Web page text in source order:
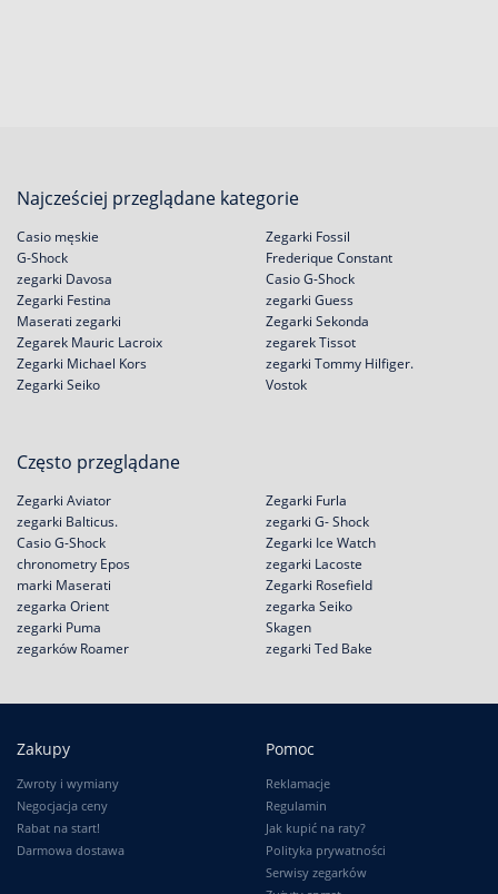
Najcześciej przeglądane kategorie
Casio męskie
G-Shock
zegarki Davosa
Zegarki Festina
Zegarki Fossil
Frederique Constant
Casio G-Shock
zegarki Guess
Maserati zegarki
Zegarek Mauric Lacroix
Zegarki Michael Kors
Zegarki Seiko
Zegarki Sekonda
zegarek Tissot
zegarki Tommy Hilfiger.
Vostok
Często przeglądane
Zegarki Aviator
zegarki Balticus.
Casio G-Shock
chronometry Epos
Zegarki Furla
zegarki G- Shock
Zegarki Ice Watch
zegarki Lacoste
marki Maserati
zegarka Orient
zegarki Puma
zegarków Roamer
Zegarki Rosefield
zegarka Seiko
Skagen
zegarki Ted Bake
Zakupy
Zwroty i wymiany
Negocjacja ceny
Rabat na start!
Darmowa dostawa
Pomoc
Reklamacje
Regulamin
Jak kupić na raty?
Polityka prywatności
Serwisy zegarków